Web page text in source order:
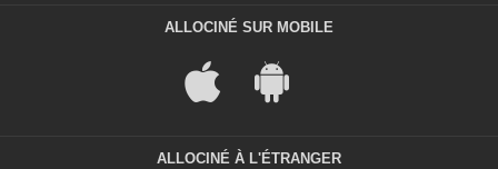
ALLOCINÉ SUR MOBILE
ALLOCINÉ À L'ÉTRANGER